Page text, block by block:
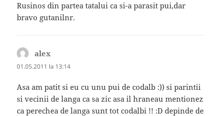
Rusinos din partea tatalui ca si-a parasit pui,dar
bravo gutanilnr.
alex
01.05.2011 la 13:14
Asa am patit si eu cu unu pui de codalb :)) si parintii
si vecinii de langa ca sa zic asa il hraneau mentionez
ca perechea de langa sunt tot codalbi !! :D depinde de